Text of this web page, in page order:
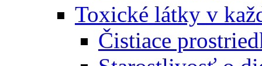
Toxické látky v
Čistiace